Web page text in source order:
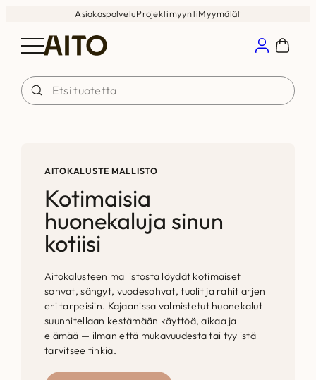
AsiakaspalveluProjektimyyntiMyymälät
AITOKALUSTE MALLISTO
Kotimaisia
huonekaluja sinun
kotiisi
Aitokalusteen mallistosta löydät kotimaiset
sohvat, sängyt, vuodesohvat, tuolit ja rahit arjen
eri tarpeisiin. Kajaanissa valmistetut huonekalut
suunnitellaan kestämään käyttöä, aikaa ja
elämää — ilman että mukavuudesta tai tyylistä
tarvitsee tinkiä.